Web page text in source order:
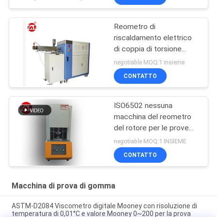
PA del PC del PVC
Reometro di
riscaldamento elettrico
di coppia di torsione
60ML più la gamma 0-
300Nm di coppia di
torsione del miscelatore
negotiable MOQ:1 insieme
CONTATTO
ISO6502 nessuna
macchina del reometro
del rotore per le prove
della gomma
negotiable MOQ:1 INSIEME
CONTATTO
Macchina di prova di gomma
ASTM-D2084 Viscometro digitale Mooney con risoluzione di
temperatura di 0,01°C e valore Mooney 0~200 per la prova